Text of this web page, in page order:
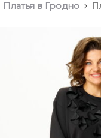
Платья в Гродно